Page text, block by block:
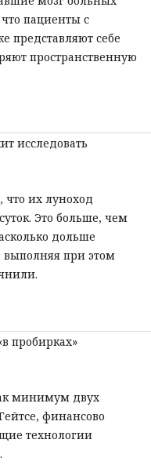
пациенты с
представляют себе
пространственную
исследовать
что их луноход
Это больше, чем
дольше
выполняя при этом
пробирках»
минимум двух
финансово
технологии